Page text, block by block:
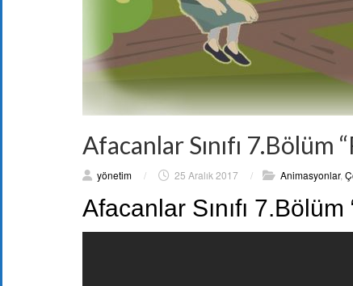
Afacanlar Sınıfı 7.Bölüm
yönetim / 25 Aralık 2017 / Animasyonlar,
Afacanlar Sınıfı 7.Bölüm